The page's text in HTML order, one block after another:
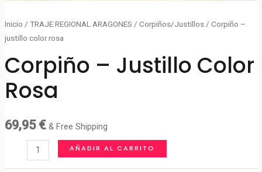
Inicio / TRAJE REGIONAL ARAGONES / Corpiños/Justillos/ Corpiño –
justillo color rosa
Corpiño – Justillo Color
Rosa
69,95 € & Free Shipping
AÑADIR AL CARRITO